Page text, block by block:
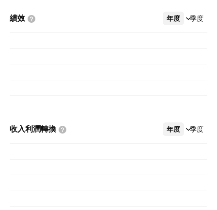
績效 年度 季度
更多
收入利潤轉換 年度 季度
更多